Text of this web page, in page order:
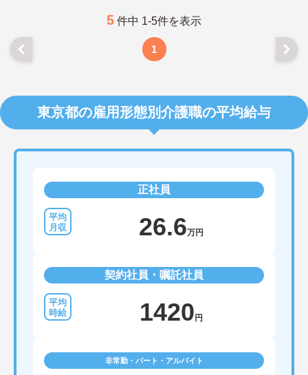
5 件中 1-5件を表示
1
東京都の雇用形態別介護職の平均給与
正社員
26.6万円
契約社員・嘱託社員
1420 円
非常勤・パート・アルバイト